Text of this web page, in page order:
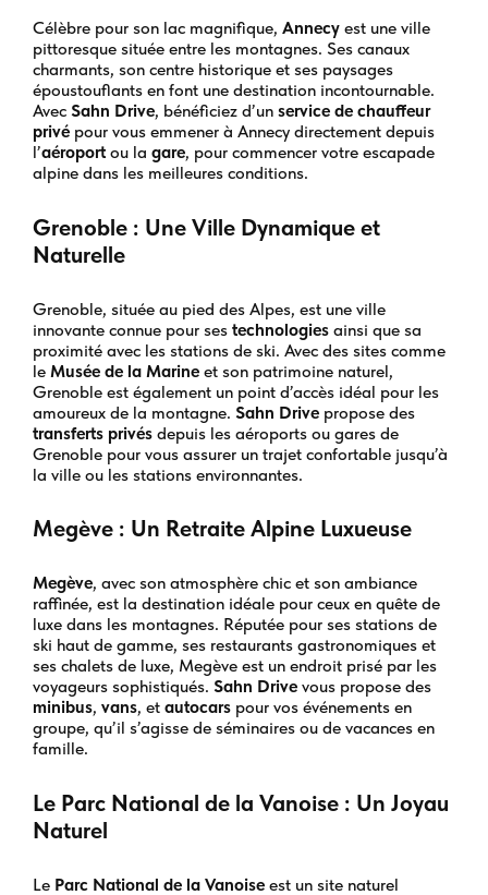
Célèbre pour son lac magnifique, Annecyest une ville
pittoresque située entre les montagnes. Ses canaux
charmants, son centre historique et ses paysages
époustouflants en font une destination incontournable.
Avec Sahn Drive, bénéficiez d’un service de chauffeur
privépour vous emmener à Annecy directement depuis
l’aéroportou la gare, pour commencer votre escapade
alpine dans les meilleures conditions.
Grenoble : Une Ville Dynamique et
Naturelle
Grenoble, située au pied des Alpes, est une ville
innovante connue pour ses technologiesainsi que sa
proximité avec les stations de ski. Avec des sites comme
le Musée de la Marineet son patrimoine naturel,
Grenoble est également un point d’accès idéal pour les
amoureux de la montagne. Sahn Drivepropose des
transferts privésdepuis les aéroports ou gares de
Grenoble pour vous assurer un trajet confortable jusqu’à
la ville ou les stations environnantes.
Megève : Un Retraite Alpine Luxueuse
Megève, avec son atmosphère chic et son ambiance
raffinée, est la destination idéale pour ceux en quête de
luxe dans les montagnes. Réputée pour ses stations de
ski haut de gamme, ses restaurants gastronomiques et
ses chalets de luxe, Megève est un endroit prisé par les
voyageurs sophistiqués. Sahn Drivevous propose des
minibus, vans, et autocarspour vos événements en
groupe, qu’il s’agisse de séminaires ou de vacances en
famille.
Le Parc National de la Vanoise : Un Joyau
Naturel
Le Parc National de la Vanoiseest un site naturel